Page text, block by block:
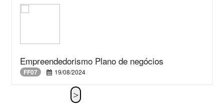
Empreendedorismo Plano de negócios
FF07 19/08/2024